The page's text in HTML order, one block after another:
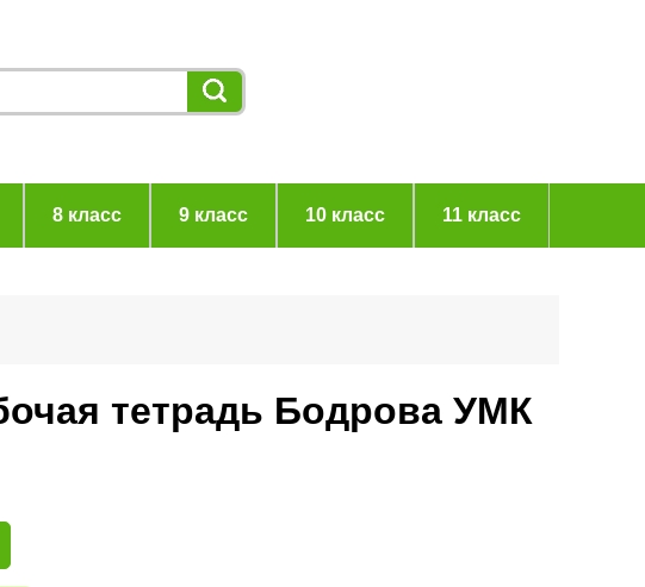
8 класс 9 класс 10 класс 11 класс
тетрадь Бодрова УМК